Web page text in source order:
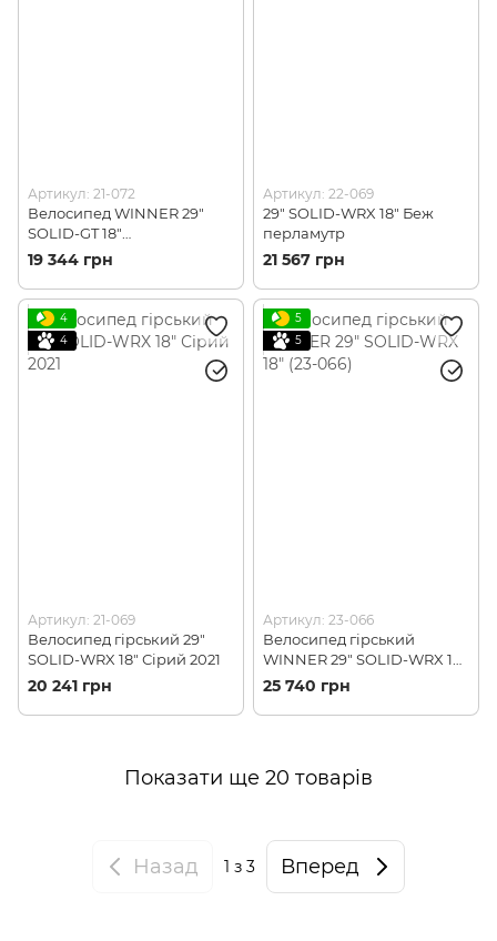
Артикул: 21-072
Велосипед WINNER 29"
SOLID-GT 18"
Червоний2021, М (21-072)
19 344 грн
Артикул: 22-069
29" SOLID-WRX 18″ Беж
перламутр
21 567 грн
4
4
Артикул: 21-069
Велосипед гірський 29"
SOLID-WRX 18″ Сірий 2021
20 241 грн
5
5
Артикул: 23-066
Велосипед гірський
WINNER 29" SOLID-WRX 18″
(23-066)
25 740 грн
Показати ще 20 товарів
Назад 1 з 3 Вперед